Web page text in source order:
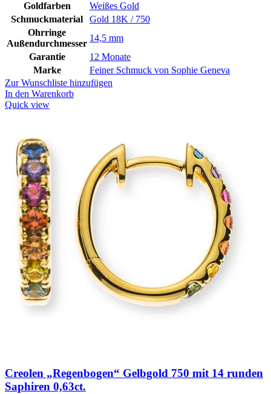
Goldfarben
Weißes Gold
Schmuckmaterial
Gold 18K / 750
Ohrringe
Außendurchmesser
14,5 mm
Garantie
12 Monate
Marke
Feiner Schmuck von Sophie Geneva
Zur Wunschliste hinzufügen
In den Warenkorb
Quick view
Creolen „Regenbogen“ Gelbgold 750 mit 14 runden
Saphiren 0,63ct.